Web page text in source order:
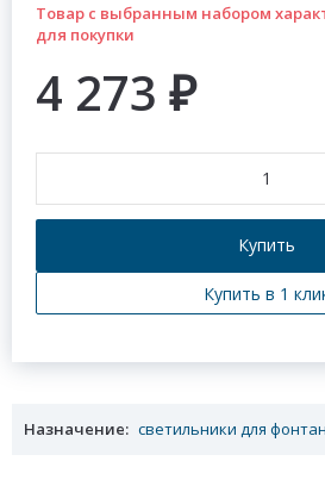
Товар с выбранным набором
для покупки
4 273 ₽
Купить
Купить в 1
Назначение: светильники для